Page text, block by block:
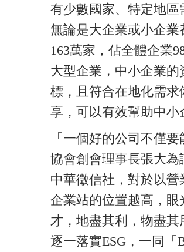
有少數國家、特定地區
無論是大企業或小企
163萬家，佔全體企業
大型企業，中小企業的
標，且符合在地化需
享，可以有效幫助中小
「一個好的公司不僅
協會創會理事長張大
中華徵信社，對於以營
企業站的位置越高，
才，地盡其利，物盡其
逐一落實ESG，一同「